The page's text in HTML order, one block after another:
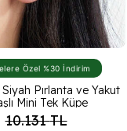
Özel %30 İndirim
Pırlanta ve Yakut
Mini Tek Küpe
10.131TL